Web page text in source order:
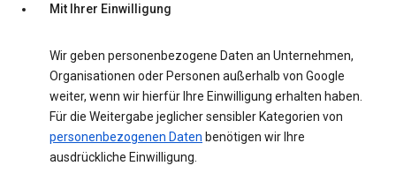
Mit Ihrer Einwilligung
Wir geben personenbezogene Daten an Unternehmen,
Organisationen oder Personen außerhalb von Google
weiter, wenn wir hierfür Ihre Einwilligung erhalten haben.
Für die Weitergabe jeglicher sensibler Kategorien von
personenbezogenen Daten benötigen wir Ihre
ausdrückliche Einwilligung.